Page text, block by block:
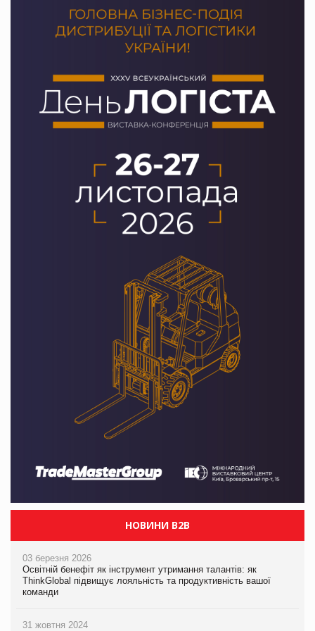
НОВИНИ B2B
03 березня 2026
Освітній бенефіт як інструмент утримання талантів: як
ThinkGlobal підвищує лояльність та продуктивність вашої
команди
31 жовтня 2024